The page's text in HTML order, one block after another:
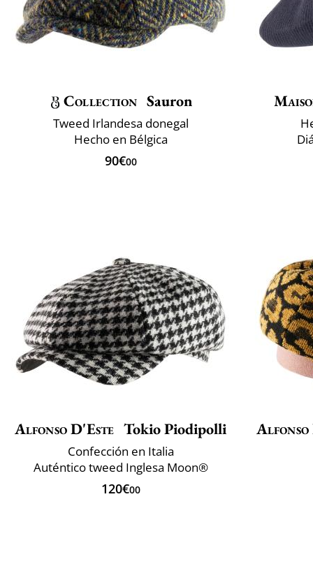
Collection Sauron
Tweed Irlandesa donegal
Hecho en Bélgica
90€00
Alfonso D'Este Tokio Piodipolli
Confección en Italia
Auténtico tweed Inglesa Moon®
120€00
Alfonso